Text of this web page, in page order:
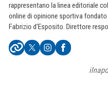
rappresentano la linea editoriale
online di opinione sportiva
Fabrizio d'Esposito. Direttore